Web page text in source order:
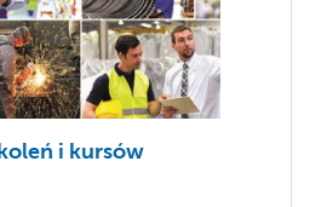
i kursów